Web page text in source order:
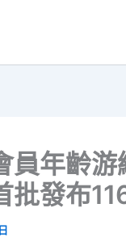
員年齡
批發布